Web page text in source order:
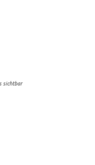
sichtbar